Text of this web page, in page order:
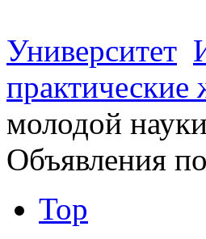
Университет
практические
молодой науки
Объявления
Top